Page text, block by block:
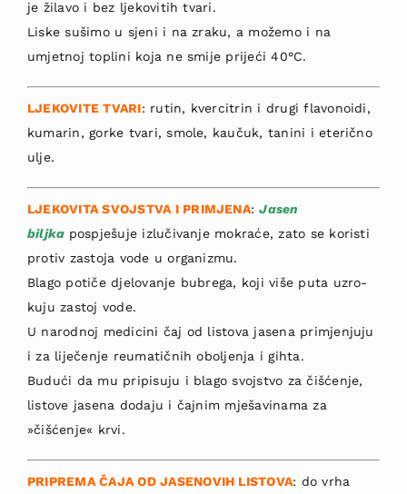
je ži­lavo i bez ljekovitih tvari.
Liske sušimo u sjeni i na zraku, a možemo i na
umjetnoj toplini koja ne smije prijeći 40°C.
LJEKOVITE TVARI: rutin, kvercitrin i drugi flavo­noidi,
kumarin, gorke tvari, smole, kaučuk, tanini i eterično
ulje.
LJEKOVITA SVOJSTVA I PRIMJENA:Jasen
biljka pospješuje izlučivanje mokraće, zato se koristi
protiv zastoja vode u organizmu.
Blago potiče djelovanje bubrega, koji više puta uzro­
kuju zastoj vode.
U narodnoj medicini čaj od listova jasena primjenjuju
i za liječenje reuma­tičnih oboljenja i gihta.
Budući da mu pripisuju i blago svojstvo za čišćenje,
listove jasena dodaju i čajnim mješavinama za
»čišćenje« krvi.
PRIPREMA ČAJA OD JASENOVIH LISTOVA: do vrha